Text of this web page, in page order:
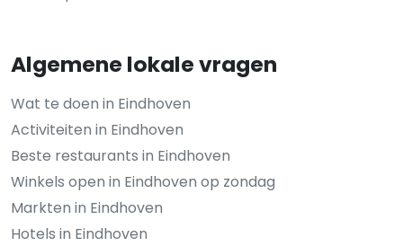
Algemene lokale vragen
Wat te doen in Eindhoven
Activiteiten in Eindhoven
Beste restaurants in Eindhoven
Winkels open in Eindhoven op zondag
Markten in Eindhoven
Hotels in Eindhoven